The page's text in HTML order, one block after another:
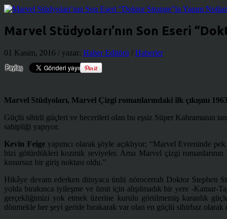
Marvel Stüdyoları’nın Son Eseri
01 Kasım, 2016 / yazar: Haber Editörü / Haberler
Marvel Stüdyoları, Marvel Çizgi romanlarındaki ilk çıkışını
Güçlü sihirli güçleri ve becerileri olan bu eşsiz Süper Kahramanın
sahipliği yapıyor.
Kevin Feigeyapımcı olarak şöyle açıklıyor; “Marvel Evreninde
bizi götürdükleri kozmik seviyeler. Ama Marvel çizgi
kusursuz bir giriş noktası oldu.”
Hikâye devam ederken dünyaca ünlü nörocerrah Doktor Stephen
yolda bırakınca iyileşme ve ümit için alışılmadık bir yere -
gerçekliğimizi yok etmek üzerine kurulu görülmemiş karanlık
dönmekle her şeyi geride bırakarak var olan en güçlü sihirbaz olarak